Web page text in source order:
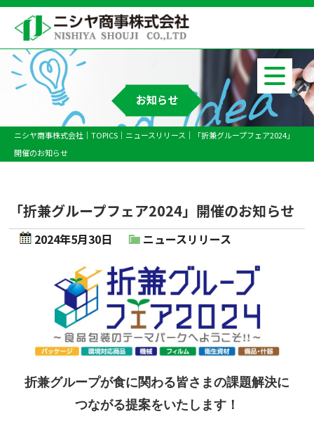
お知らせ
ニシヤ商事株式会社 TOPICS ニュースリリース
「折兼グループフェア2024」
開催のお知らせ
「折兼グループフェア2024」開催のお知らせ
2024年5月30日 ニュースリリース
折兼グループが食に関わる皆さまの課題解決に
つながる提案をいたします！